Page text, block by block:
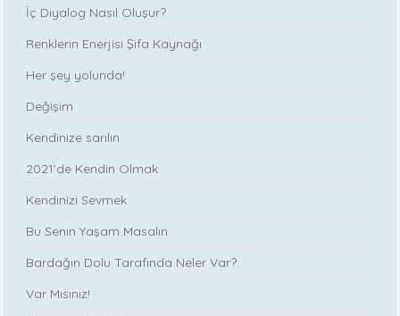
İç Diyalog Nasıl Oluşur?
Renklerin Enerjisi Şifa Kaynağı
Her şey yolunda!
Değişim
Kendinize sarılın
2021’de Kendin Olmak
Kendinizi Sevmek
Bu Senin Yaşam Masalın
Bardağın Dolu Tarafında Neler Var?
Var Mısınız!